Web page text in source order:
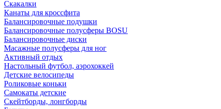
Скакалки
Канаты для кроссфита
Балансировочные подушки
Балансировочные полусферы BOSU
Балансировочные диски
Масажные полусферы для ног
Активный отдых
Настольный футбол, аэрохоккей
Детские велосипеды
Роликовые коньки
Самокаты детские
Скейтборды, лонгборды